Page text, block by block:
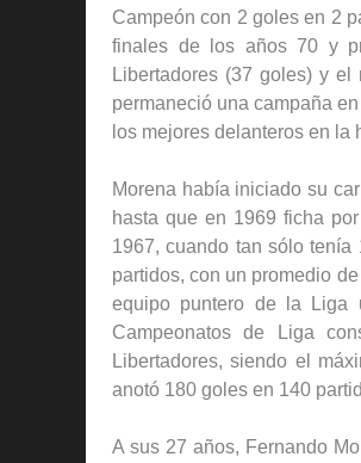
Campeón con 2 goles en 2
finales de los años 70 y
Libertadores (37 goles) y
permaneció una campaña
los mejores delanteros en la
Morena había iniciado su
hasta que en 1969 ficha
1967, cuando tan sólo
partidos, con un promedio
equipo puntero de la Liga
Campeonatos de Liga
Libertadores, siendo el
anotó 180 goles en 140
A sus 27 años, Fernando